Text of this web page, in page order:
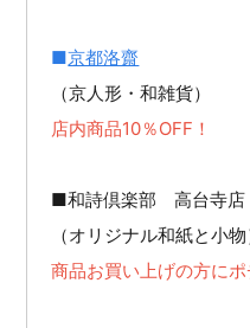
■京都洛齋
（京人形・和雑貨）
店内商品10％OFF！
■和詩倶楽部 高台寺店
（オリジナル和紙と小物
商品お買い上げの方にポ